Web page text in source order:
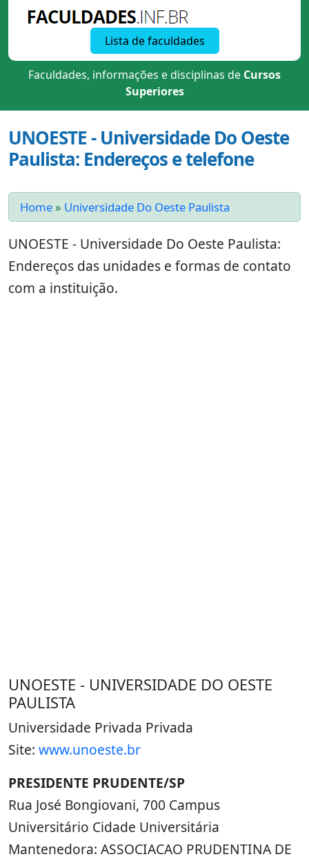
Lista de faculdades
Faculdades, informações e disciplinas de Cursos
Superiores
UNOESTE - Universidade Do Oeste
Paulista: Endereços e telefone
Home » Universidade Do Oeste Paulista
UNOESTE - Universidade Do Oeste Paulista:
Endereços das unidades e formas de contato
com a instituição.
UNOESTE - UNIVERSIDADE DO OESTE
PAULISTA
Universidade Privada Privada
Site: www.unoeste.br
PRESIDENTE PRUDENTE/SP
Rua José Bongiovani, 700 Campus
Universitário Cidade Universitária
Mantenedora: ASSOCIACAO PRUDENTINA DE